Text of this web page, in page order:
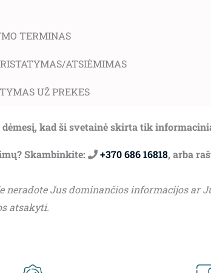
TERMINAS
ATSIĖMIMAS
UŽ PREKES
kad ši svetainė skirta tik
Skambinkite: +370 686 16818, arba
neradote Jus dominančios informacijos ar
atsakyti.